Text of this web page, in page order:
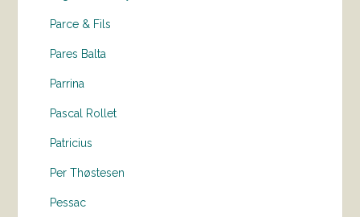
Parce & Fils
Pares Balta
Parrina
Pascal Rollet
Patricius
Per Thøstesen
Pessac